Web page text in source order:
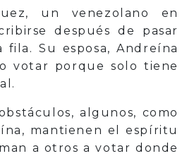
un venezolano en
después de pasar
fila. Su esposa, Andreína
votar porque solo tiene
algunos, como
mantienen el espíritu
a otros a votar donde